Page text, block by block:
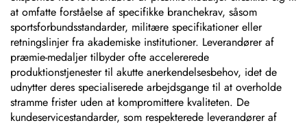
at omfatte forståelse af specifikke branchekrav, såsom
sportsforbundsstandarder, militære specifikationer eller
retningslinjer fra akademiske institutioner. Leverandører af
præmie-medaljer tilbyder ofte accelererede
produktionstjenester til akutte anerkendelsesbehov, idet de
udnytter deres specialiserede arbejdsgange til at overholde
stramme frister uden at kompromittere kvaliteten. De
kundeservicestandarder, som respekterede leverandører af